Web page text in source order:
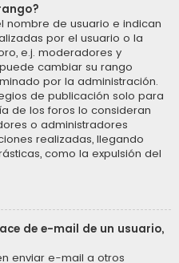
nombre de usuario e indican
por el usuario o la
e.j. moderadores y
cambiar su rango
por la administración.
de publicación solo para
de los foros lo consideran
o administradores
realizadas, llegando
como la expulsión del
de e-mail de un usuario,
enviar e-mail a otros